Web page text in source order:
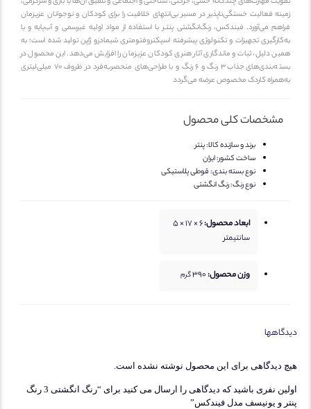
فعالیت خستگی‌ناپذیر در مسیر بی‌انتهای خلاقیت را برای کودکان و نوجوانان عزیزمان
می‌آورد. فیندکس، رنگ‌انگشتی پنتـر با استفاده از مواد اولیه غیرسمی و آب‌پایه و با
تجهیزات و تکنولوژی پیشرفته اسپکتروفتومتری شیمادزو ژاپن تولید شده است؛ به
دلیل، ثبات و ماندگاری آثار هنری کودکان عزیزمان را افزایش می‌دهد. این محصول در
بسته‌بندی‌های جذاب 3 رنگ و 6 رنگ و با طراحی‌های منحصربه‌فرد در ظروف 70 میلی‌لیتری
کاردک مخصوص عرضه می‌گردد
مشخصات کلی محصول
برند و سازنده کالا:پنتر
ساخت کشور:ایران
نوع بسته بندی:قوطی پلاستیکی
نوع رنگ: رنگ انگشتی
ابعاد محصول:
6 × 17 × 5
وزن محصول:390گرم
دیدگاهی برای این محصول نوشته نشده است.
اولین نفری باشید که دیدگاهی را ارسال می کنید برای “رنگ انگشتی 3 رنگ
و یونیسف مدل فیندکس”